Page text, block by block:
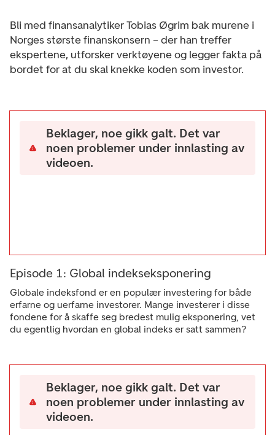
Bli med finansanalytiker Tobias Øgrim bak murene i
Norges største finanskonsern – der han treffer
ekspertene, utforsker verktøyene og legger fakta på
bordet for at du skal knekke koden som investor.
Beklager, noe gikk galt. Det var
noen problemer under innlasting av
videoen.
Episode 1: Global indekseksponering
Globale indeksfond er en populær investering for både
erfarne og uerfarne investorer. Mange investerer i disse
fondene for å skaffe seg bredest mulig eksponering, vet
du egentlig hvordan en global indeks er satt sammen?
Beklager, noe gikk galt. Det var
noen problemer under innlasting av
videoen.